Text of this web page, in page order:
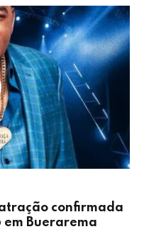
confirmada
em Buerarema